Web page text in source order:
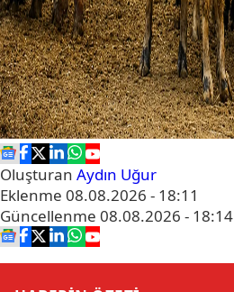
Oluşturan Aydın Uğur
Eklenme 08.08.2026 - 18:11
Güncellenme 08.08.2026 - 18:14